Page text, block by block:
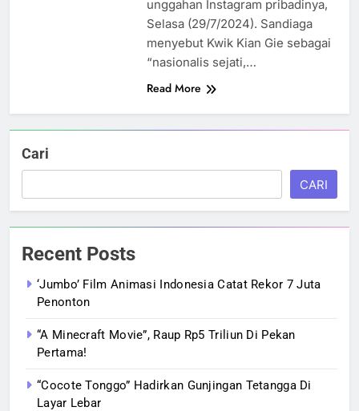
unggahan Instagram pribadinya,
Selasa (29/7/2024). Sandiaga
menyebut Kwik Kian Gie sebagai
“nasionalis sejati,…
Read More
Cari
CARI
Recent Posts
‘Jumbo’ Film Animasi Indonesia Catat Rekor 7 Juta
Penonton
“A Minecraft Movie”, Raup Rp5 Triliun Di Pekan
Pertama!
“Cocote Tonggo” Hadirkan Gunjingan Tetangga Di
Layar Lebar